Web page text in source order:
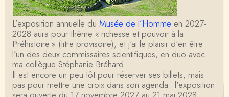
L’exposition annuelle du Musée de l’Homme en 2027-
2028 aura pour thème « richesse et pouvoir à la
Préhistoire » (titre provisoire), et j'ai le plaisir d'en être
l’un des deux commissaires scientifiques, en duo avec
ma collègue Stéphanie Bréhard.
Il est encore un peu tôt pour réserver ses billets, mais
pas pour mettre une croix dans son agenda : l'exposition